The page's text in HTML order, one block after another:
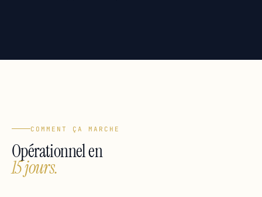
COMMENT ÇA MARCHE
Opérationnel en
15 jours.